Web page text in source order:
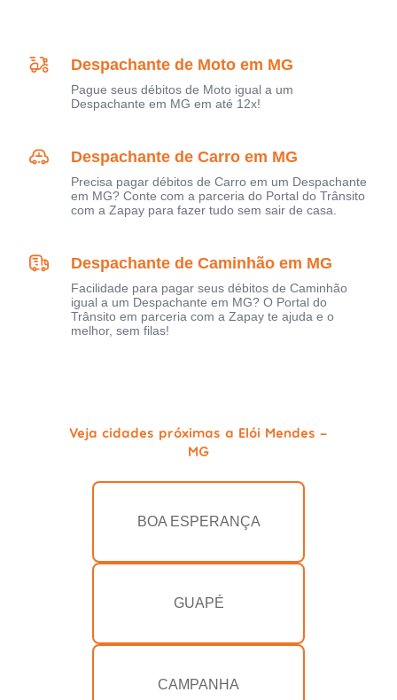
Despachante de Moto em MG
Pague seus débitos de Moto igual a um
Despachante em MG em até 12x!
Despachante de Carro em MG
Precisa pagar débitos de Carro em um Despachante
em MG? Conte com a parceria do Portal do Trânsito
com a Zapay para fazer tudo sem sair de casa.
Despachante de Caminhão em MG
Facilidade para pagar seus débitos de Caminhão
igual a um Despachante em MG? O Portal do
Trânsito em parceria com a Zapay te ajuda e o
melhor, sem filas!
Veja cidades próximas a Elói Mendes -
MG
BOA ESPERANÇA
GUAPÉ
CAMPANHA